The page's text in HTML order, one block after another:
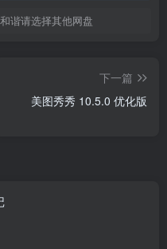
谐请选择其他网盘
下一篇
美图秀秀 10.5.0 优化版